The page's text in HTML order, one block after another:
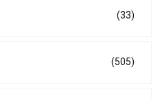
(33)
(505)